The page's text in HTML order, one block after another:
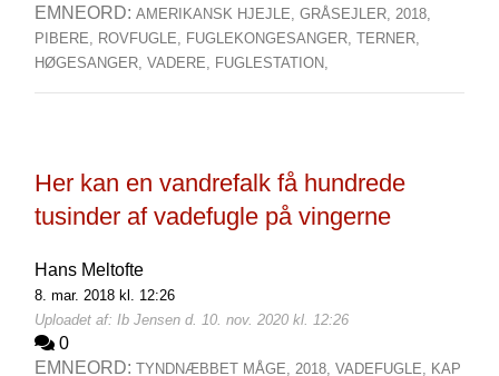
EMNEORD: AMERIKANSK HJEJLE, GRÅSEJLER, 2018,
PIBERE, ROVFUGLE, FUGLEKONGESANGER, TERNER,
HØGESANGER, VADERE, FUGLESTATION,
Her kan en vandrefalk få hundrede
tusinder af vadefugle på vingerne
Hans Meltofte
8. mar. 2018 kl. 12:26
Uploadet af: Ib Jensen d. 10. nov. 2020 kl. 12:26
0
EMNEORD: TYNDNÆBBET MÅGE, 2018, VADEFUGLE, KAP